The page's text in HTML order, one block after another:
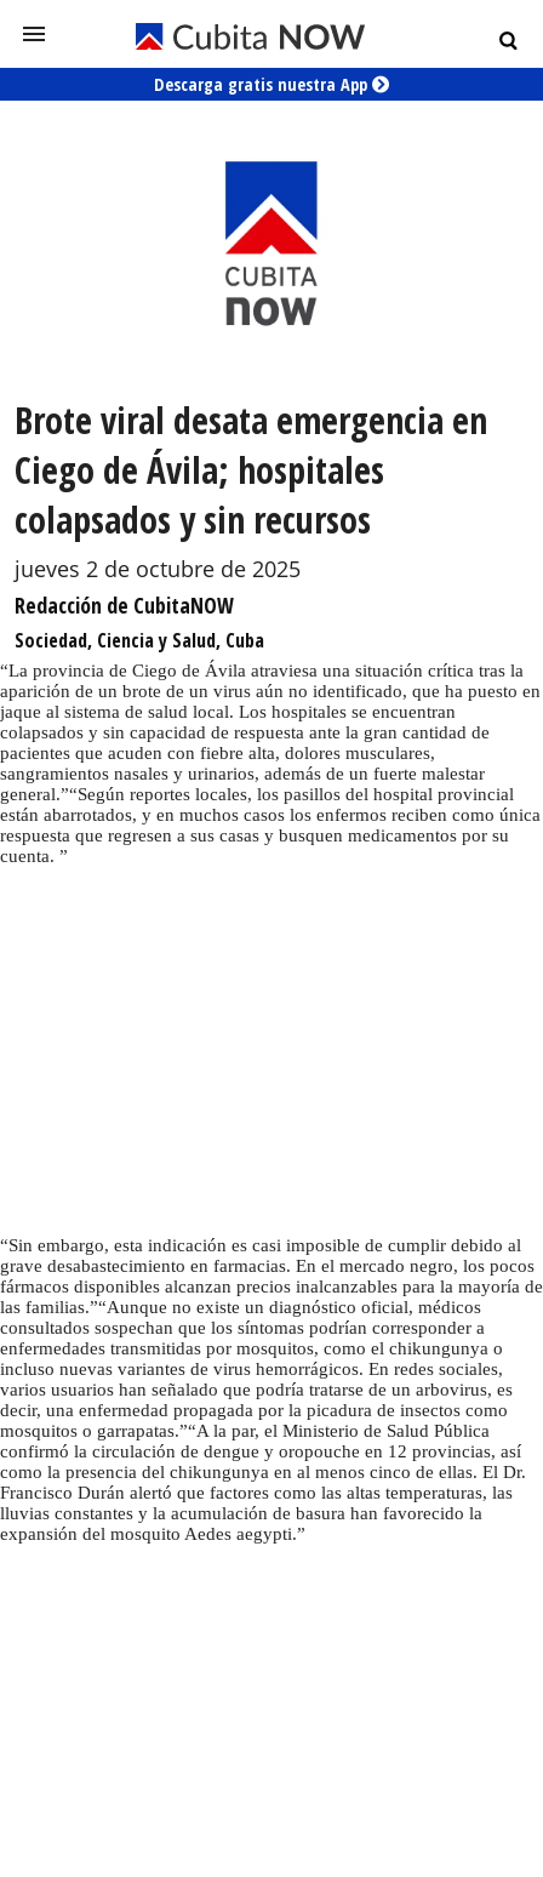
Descarga gratis nuestra App
Brote viral desata emergencia en
Ciego de Ávila; hospitales
colapsados y sin recursos
jueves 2 de octubre de 2025
Redacción de CubitaNOW
Sociedad, Ciencia y Salud, Cuba
La provincia de Ciego de Ávila atraviesa una situación crítica tras la
aparición de un brote de un virus aún no identificado, que ha puesto en
jaque al sistema de salud local. Los hospitales se encuentran
colapsados y sin capacidad de respuesta ante la gran cantidad de
pacientes que acuden con fiebre alta, dolores musculares,
sangramientos nasales y urinarios, además de un fuerte malestar
general.
Según reportes locales, los pasillos del hospital provincial
están abarrotados, y en muchos casos los enfermos reciben como única
respuesta que regresen a sus casas y busquen medicamentos por su
cuenta.
Sin embargo, esta indicación es casi imposible de cumplir debido al
grave desabastecimiento en farmacias. En el mercado negro, los pocos
fármacos disponibles alcanzan precios inalcanzables para la mayoría de
las familias.
Aunque no existe un diagnóstico oficial, médicos
consultados sospechan que los síntomas podrían corresponder a
enfermedades transmitidas por mosquitos, como el chikungunya o
incluso nuevas variantes de virus hemorrágicos. En redes sociales,
varios usuarios han señalado que podría tratarse de un arbovirus, es
decir, una enfermedad propagada por la picadura de insectos como
mosquitos o garrapatas.
A la par, el Ministerio de Salud Pública
confirmó la circulación de dengue y oropouche en 12 provincias, así
como la presencia del chikungunya en al menos cinco de ellas. El Dr.
Francisco Durán alertó que factores como las altas temperaturas, las
lluvias constantes y la acumulación de basura han favorecido la
expansión del mosquito Aedes aegypti.